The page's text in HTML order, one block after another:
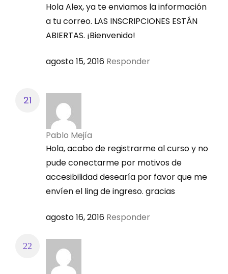
Hola Alex, ya te enviamos la información
a tu correo. LAS INSCRIPCIONES ESTÁN
ABIERTAS. ¡Bienvenido!
agosto 15, 2016 Responder
Pablo Mejía
Hola, acabo de registrarme al curso y no
pude conectarme por motivos de
accesibilidad desearía por favor que me
envíen el ling de ingreso. gracias
agosto 16, 2016 Responder